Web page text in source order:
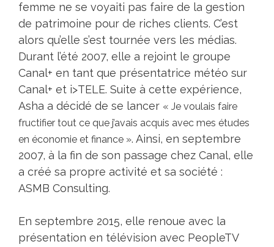
femme ne se voyaiti pas faire de la gestion
de patrimoine pour de riches clients. C’est
alors qu’elle s’est tournée vers les médias.
Durant l’été 2007, elle a rejoint le groupe
Canal+ en tant que présentatrice météo sur
Canal+ et i>TELE. Suite à cette expérience,
Asha a décidé de se lancer « Je voulais faire
fructifier tout ce que j’avais acquis avec mes études
en économie et finance ». Ainsi, en septembre
2007, à la fin de son passage chez Canal, elle
a créé sa propre activité et sa société :
ASMB Consulting.
En septembre 2015, elle renoue avec la
présentation en télévision avec PeopleTV